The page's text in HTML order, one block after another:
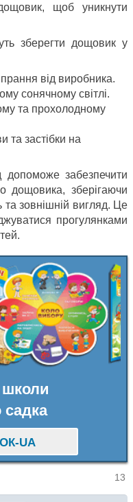
щоб уникнути
зберегти дощовик у
від виробника.
сонячному світлі.
та прохолодному
та застібки на
забезпечити
дощовика, зберігаючи
та зовнішній вигляд. Це
прогулянками
садка
UA
13